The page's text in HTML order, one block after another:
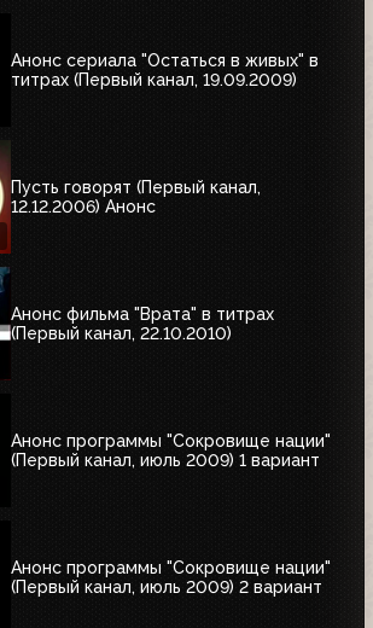
Анонс сериала "Остаться в живых" в
титрах (Первый канал, 19.09.2009)
Пусть говорят (Первый канал,
12.12.2006) Анонс
Анонс фильма "Врата" в титрах
(Первый канал, 22.10.2010)
Анонс программы "Сокровище нации"
(Первый канал, июль 2009) 1 вариант
Анонс программы "Сокровище нации"
(Первый канал, июль 2009) 2 вариант